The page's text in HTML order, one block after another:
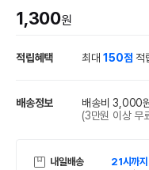
1,300원
적립혜택 최대150점 적
배송정보 배송비 3,000
(3만원 이상 무
내일배송 21시까